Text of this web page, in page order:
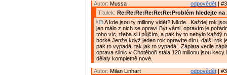
odpovědět |
Autor: Mussa
Titulek: Re:Re:Re:Re:Re:Re:Problém hledejte na
A kde jsou ty miliony vidět? Nikde...Každej rok
jen málo z nich se opraví.Být vámi, opravím je
toho víc, třeba si i půjčím, a pak by to nebylo každý
horké.Jenže když jeden rok opravíte díru, další rok
pak to vypadá, tak jak to vypadá...Záplata vedle
oprava silnic v Chotěboři stála 120 milionu jsou
dělaly kompletně nové.
odpovědět |
Autor: Milan Linhart